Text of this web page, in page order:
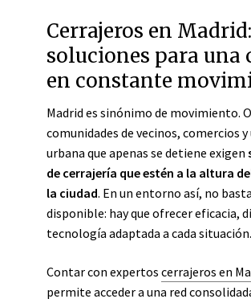
Cerrajeros en Madrid:
soluciones para una
en constante
Madrid es sinónimo de movimiento.
comunidades de vecinos, comercios y
urbana que apenas se detiene exigen
de cerrajería que estén a la altura
la ciudad. En un entorno así, no
disponible: hay que ofrecer eficacia,
tecnología adaptada a cada situación.
Contar con expertos cerrajeros en
permite acceder a una red